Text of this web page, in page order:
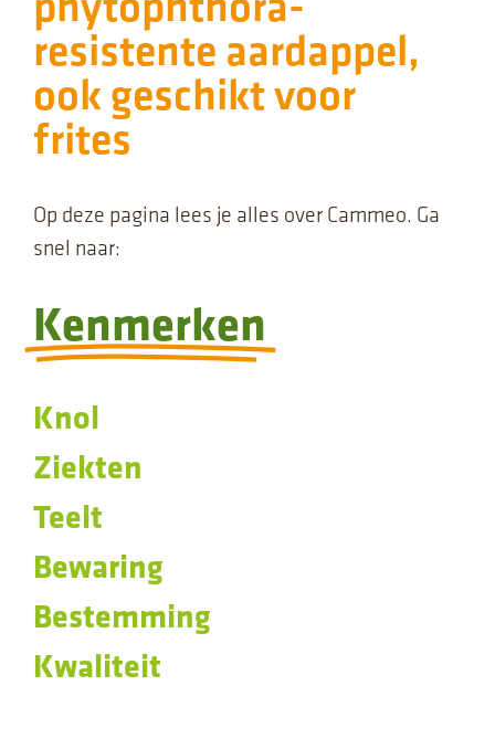
resistente aardappel,
ook geschikt voor
frites
Op deze pagina lees je alles over Cammeo. Ga
snel naar:
Kenmerken
Knol
Ziekten
Teelt
Bewaring
Bestemming
Kwaliteit